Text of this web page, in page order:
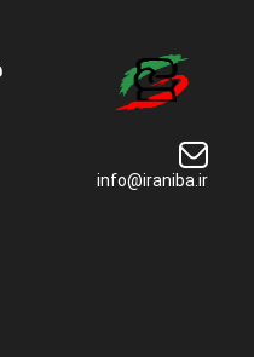
info@iraniba.ir